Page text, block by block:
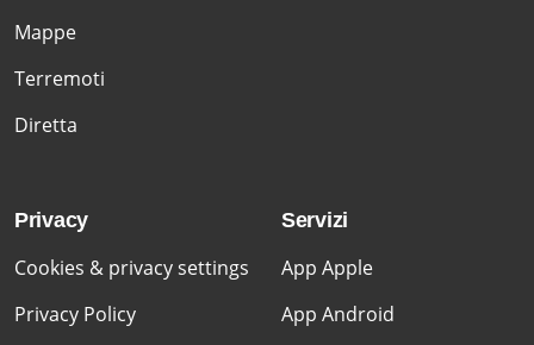
Mappe
Terremoti
Diretta
Privacy
Cookies & privacy settings
Privacy Policy
Servizi
App Apple
App Android